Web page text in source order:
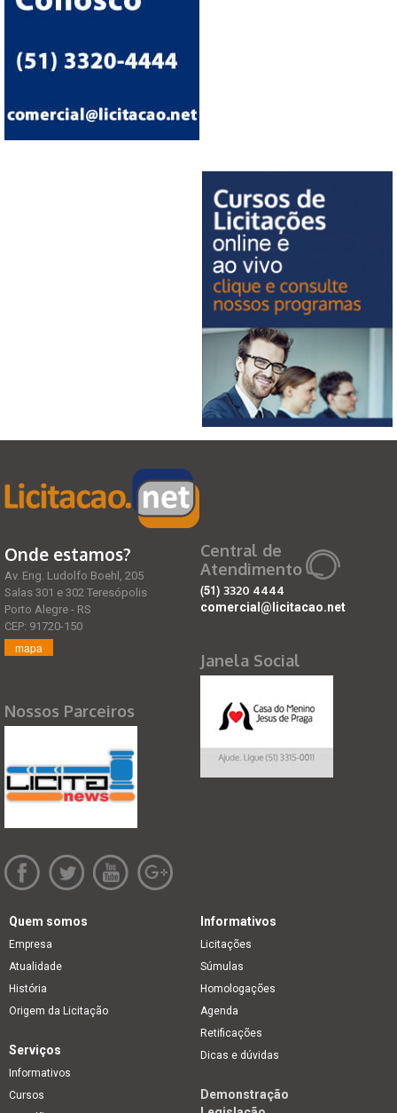
Onde estamos?
Av. Eng. Ludolfo Boehl, 205
Salas 301 e 302 Teresópolis
Porto Alegre - RS
CEP: 91720-150
mapa
Nossos Parceiros
Central de
Atendimento
(51) 3320 4444
comercial@licitacao.net
Janela Social
Quem somos
Empresa
Atualidade
História
Origem da Licitação
Informativos
Licitações
Súmulas
Homologações
Agenda
Retificações
Dicas e dúvidas
Serviços
Informativos
Cursos
Demonstração